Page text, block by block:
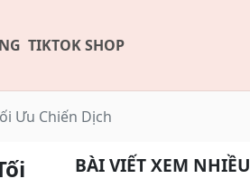
TIKTOK SHOP
Ưu Chiến Dịch
BÀI VIẾT XEM NHIỀU